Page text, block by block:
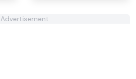
Advertisement